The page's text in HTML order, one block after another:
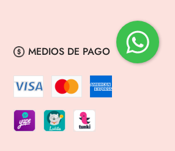
MEDIOS DE PAGO